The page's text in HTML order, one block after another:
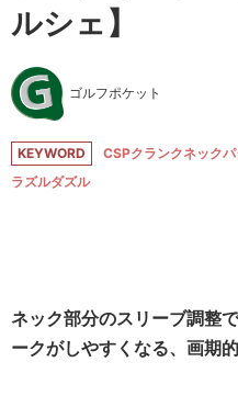
ルシェ】
ゴルフポケット
KEYWORD CSPクランクネック
ラズルダズル
ネック部分のスリーブ調整
ークがしやすくなる、画期